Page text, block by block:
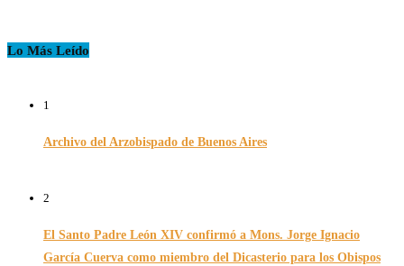
Lo Más Leído
1
Archivo del Arzobispado de Buenos Aires
2
El Santo Padre León XIV confirmó a Mons. Jorge Ignacio
García Cuerva como miembro del Dicasterio para los Obispos